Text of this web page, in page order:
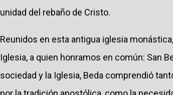
unidad del rebaño de Cristo.
Reunidos en esta antigua iglesia
Iglesia, a quien honramos en común: San
sociedad y la Iglesia, Beda comprendió